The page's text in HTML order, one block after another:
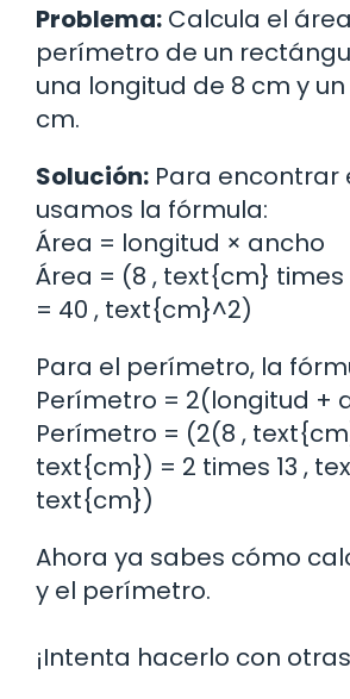
Problema: Calcula el
perímetro de un
una longitud de 8 cm y
cm.
Solución: Para encontrar
usamos la fórmula:
Área = longitud × ancho
Área = (8 , text{cm}
= 40 , text{cm}^2)
Para el perímetro, la
Perímetro = 2(longitud +
Perímetro = (2(8 ,
text{cm}) = 2 times 13 ,
text{cm})
Ahora ya sabes cómo
y el perímetro.
¡Intenta hacerlo con